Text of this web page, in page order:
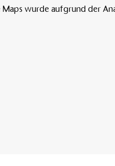
Maps wurde aufgrund der